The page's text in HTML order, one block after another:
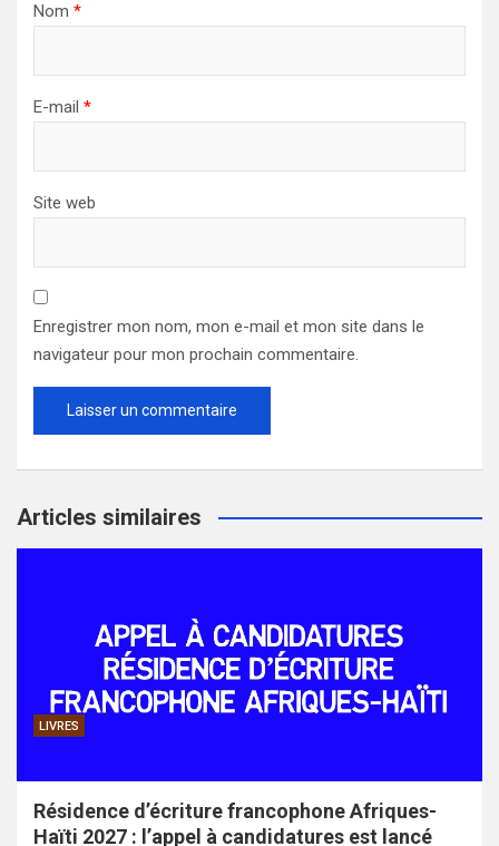
Nom *
E-mail *
Site web
Enregistrer mon nom, mon e-mail et mon site dans le
navigateur pour mon prochain commentaire.
Articles similaires
LIVRES
Résidence d’écriture francophone Afriques-
Haïti 2027 : l’appel à candidatures est lancé